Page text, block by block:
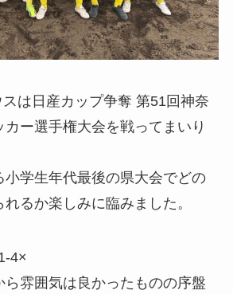
は日産カップ争奪 第51回神奈
カー選手権大会を戦ってまいり
小学生年代最後の県大会でどの
るか楽しみに臨みました。
4×
ら雰囲気は良かったものの序盤